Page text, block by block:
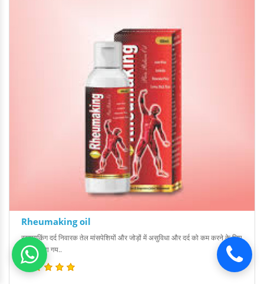
Rheumaking oil
रहयूमाकिंग दर्द निवारक तेल मांसपेशियों और जोड़ों में असुविधा और दर्द को कम करने के लिए
तैयार किया गय..